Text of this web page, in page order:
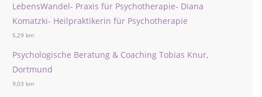
LebensWandel- Praxis für Psychotherapie- Diana
Komatzki- Heilpraktikerin für Psychotherapie
5,29 km
Psychologische Beratung & Coaching Tobias Knur,
Dortmund
9,03 km